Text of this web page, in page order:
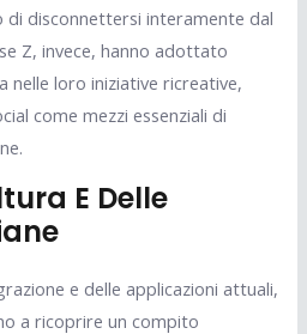
di disconnettersi interamente dal
Z, invece, hanno adottato
nelle loro iniziative ricreative,
come mezzi essenziali di
E Delle
e delle applicazioni attuali,
a ricoprire un compito